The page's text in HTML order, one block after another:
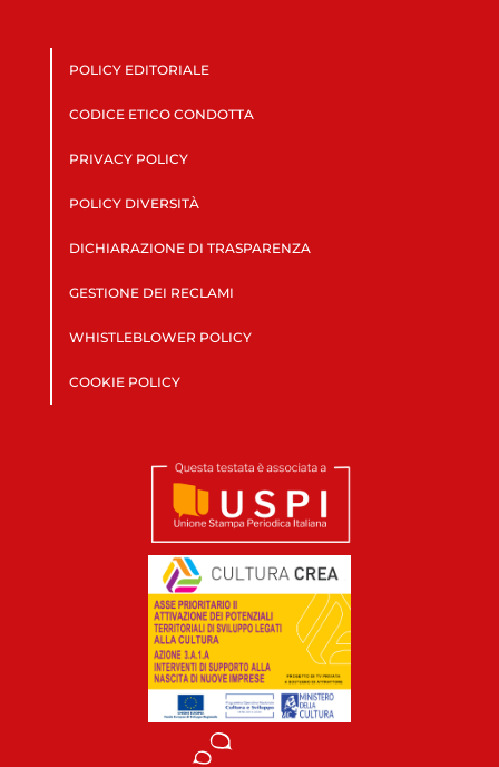
POLICY EDITORIALE
CODICE ETICO CONDOTTA
PRIVACY POLICY
POLICY DIVERSITÀ
DICHIARAZIONE DI TRASPARENZA
GESTIONE DEI RECLAMI
WHISTLEBLOWER POLICY
COOKIE POLICY